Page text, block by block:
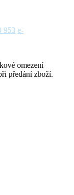
953 e-
omezení
předání zboží.